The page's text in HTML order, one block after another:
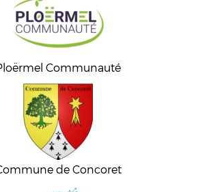
Communauté
de Concoret